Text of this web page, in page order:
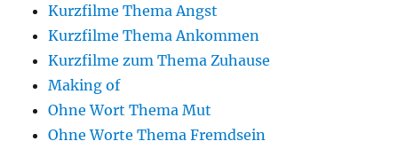
Kurzfilme Thema Angst
Kurzfilme Thema Ankommen
Kurzfilme zum Thema Zuhause
Making of
Ohne Wort Thema Mut
Ohne Worte Thema Fremdsein